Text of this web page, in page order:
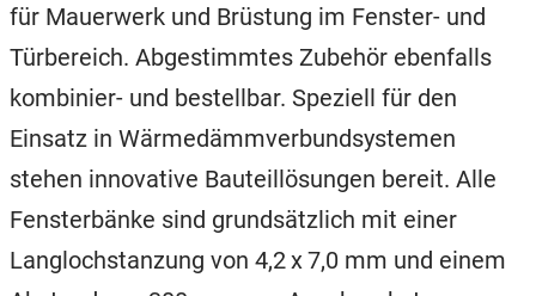
für Mauerwerk und Brüstung im Fenster- und
Türbereich. Abgestimmtes Zubehör ebenfalls
kombinier- und bestellbar. Speziell für den
Einsatz in Wärmedämmverbundsystemen
stehen innovative Bauteillösungen bereit. Alle
Fensterbänke sind grundsätzlich mit einer
Langlochstanzung von 4,2 x 7,0 mm und einem